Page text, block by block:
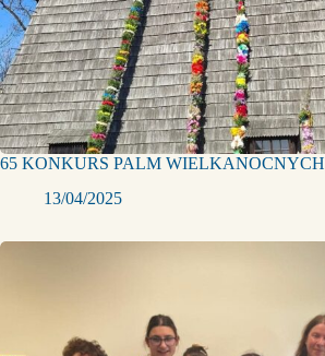
65 KONKURS PALM WIELKANOCNYCH
13/04/2025